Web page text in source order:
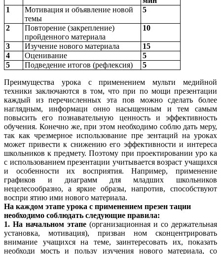
1
Мотивация и объявление новой
темы
5
2
Повторение (закрепление)
пройденного материала
10
3 Изучение нового материала
15
4
Оценивание
5
5
Подведение итогов (рефлексия) 5
Преимущества урока с применением мульти медийной
техники заключаются в том, что при по мощи презентации
каждый из перечисленных эта пов можно сделать более
наглядным, информаци онно насыщенным и тем самым
повысить его познавательную ценность и эффективность
обучения. Конечно же, при этом необходимо соблю дать меру,
так как чрезмерное использование пре зентаций на уроках
может привести к снижению его эффективности и интереса
школьников к предмету. Поэтому при проектировании уро ка
с использованием презентации учитывается возраст учащихся
и особенности их восприятия. Например, применение
графиков и диаграмм для младших школьников
нецелесообразно, а яркие образы, напротив, способствуют
воспри ятию ими нового материала.
На каждом этапе урока с применением презен тации
необходимо соблюдать следующие правила:
1. На начальном этапе (организационная и со держательная
установка, мотивация), призван ном сконцентрировать
внимание учащихся на теме, заинтересовать их, показать
необходи мость и пользу изучения нового материала, со